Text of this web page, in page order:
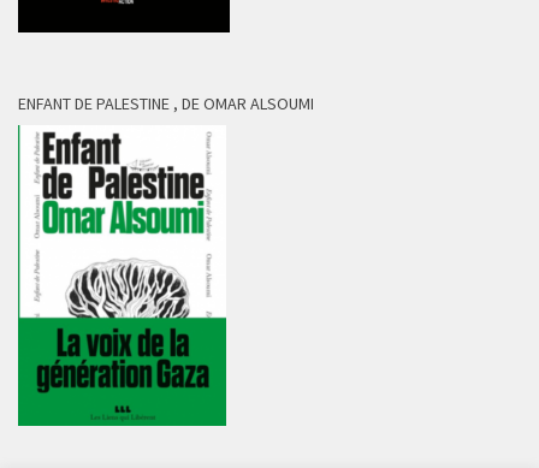
ENFANT DE PALESTINE , DE OMAR ALSOUMI